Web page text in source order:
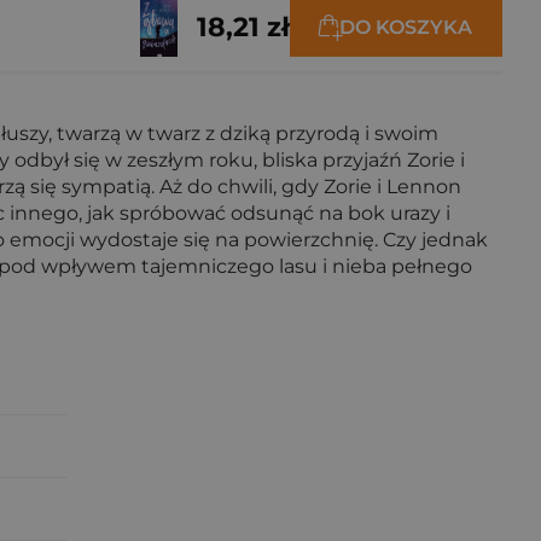
18,21 zł DO KOSZYKA
twarzą w twarz z dziką przyrodą i swoim
się w zeszłym roku, bliska przyjaźń Zorie i
się sympatią. Aż do chwili, gdy Zorie i Lennon
jak spróbować odsunąć na bok urazy i
wydostaje się na powierzchnię. Czy jednak
wpływem tajemniczego lasu i nieba pełnego